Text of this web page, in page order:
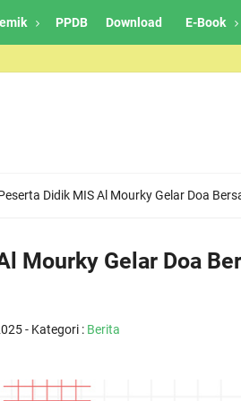
PPDB Download E-Book
Didik MIS Al Mourky Gelar Doa
Mourky Gelar Doa
- Kategori : Berita